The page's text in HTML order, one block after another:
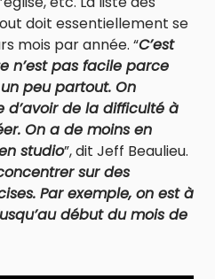
doit essentiellement se
mois par année. “C’est
n’est pas facile parce
peu partout. On
d’avoir de la difficulté à
On a de moins en
studio”, dit Jeff Beaulieu.
sur des
Par exemple, on est à
début du mois de